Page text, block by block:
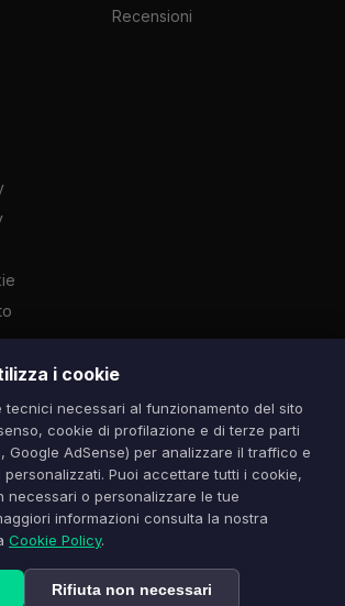
i cookie
tecnici necessari al funzionamento del sito
cookie di profilazione e di terze parti
Google AdSense) per analizzare il traffico e
Puoi accettare tutti i cookie,
necessari o personalizzare le tue
informazioni consulta la nostra
Cookie Policy.
Rifiuta non necessari
Recensioni
presenti su questo sito sono di proprietà dei
sensi dell'art. 70 L. 633/1941. Contatti:
info@spazioitech.it
iTech — Seven Trade SRLS — P.IVA:
04077740985